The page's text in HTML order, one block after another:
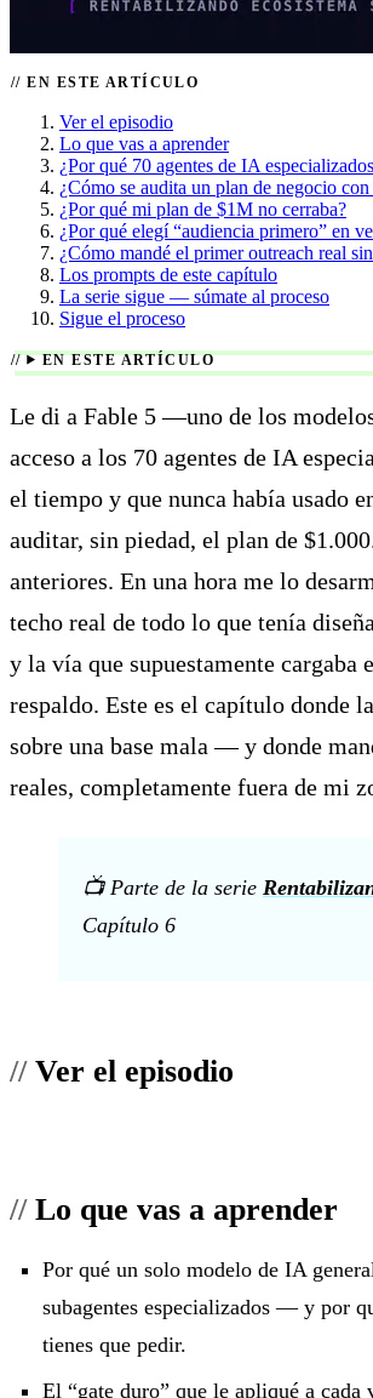
EN ESTE ARTÍCULO
Ver el episodio
Lo que vas a aprender
¿Por qué 70 agentes de IA
¿Cómo se audita un plan de negocio
¿Por qué mi plan de $1M no cerraba?
¿Por qué elegí “audiencia primero” en
¿Cómo mandé el primer outreach real
Los prompts de este capítulo
La serie sigue — súmate al proceso
Sigue el proceso
EN ESTE ARTÍCULO
Le di a Fable 5 —uno de los
acceso a los 70 agentes de IA
el tiempo y que nunca había usado
auditar, sin piedad, el plan de
anteriores. En una hora me lo
techo real de todo lo que tenía
y la vía que supuestamente
respaldo. Este es el capítulo donde
sobre una base mala — y donde
reales, completamente fuera de mi
📺 Parte de la serie
Capítulo 6
Ver el episodio
Lo que vas a aprender
Por qué un solo modelo de IA
subagentes especializados — y por
tienes que pedir.
El “gate duro” que le apliqué a